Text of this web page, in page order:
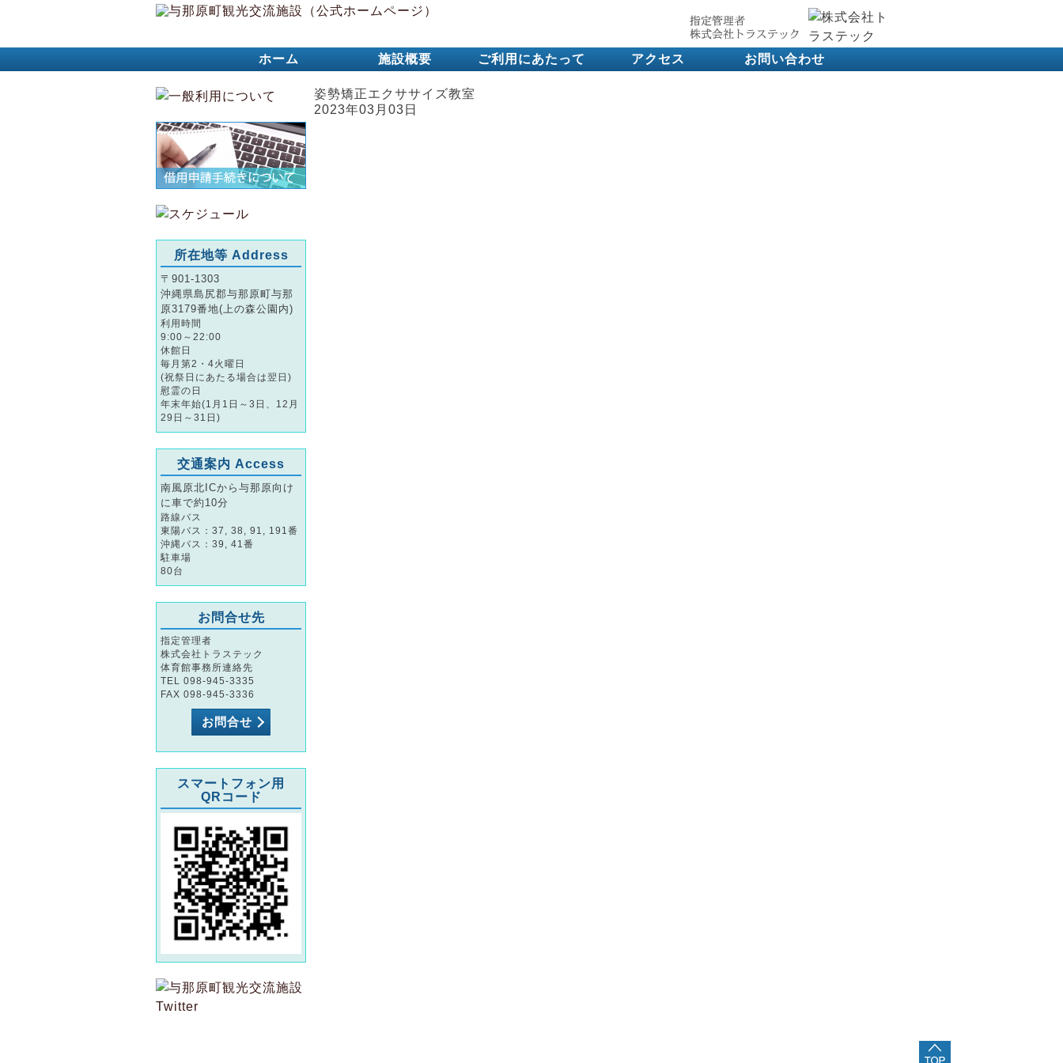
ホーム 施設概要 ご利用にあたって アクセス お問い合わせ
姿勢矯正エクササイズ教室
2023年03月03日
所在地等 Address
〒901-1303
沖縄県島尻郡与那原町与那
原3179番地(上の森公園内)
利用時間
9:00～22:00
休館日
毎月第2・4火曜日
(祝祭日にあたる場合は翌日)
慰霊の日
年末年始(1月1日～3日、12月
29日～31日)
交通案内 Access
南風原北ICから与那原向け
に車で約10分
路線バス
東陽バス：37, 38, 91, 191番
沖縄バス：39, 41番
駐車場
80台
お問合せ先
指定管理者
株式会社トラステック
体育館事務所連絡先
TEL 098-945-3335
FAX 098-945-3336
お問合せ
スマートフォン用
QRコード